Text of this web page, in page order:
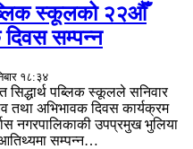
स्कूलको २२औँ
दिवस सम्पन्न
१८:३४
पब्लिक स्कूलले सनिवार
तथा अभिभावक दिवस कार्यक्रम
नगरपालिकाकी उपप्रमुख भुलिया
सम्पन्न…